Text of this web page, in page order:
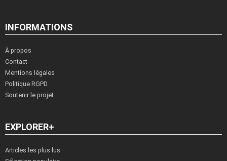
INFORMATIONS
À propos
Contact
Mentions légales
Politique RGPD
Soutenir le projet
EXPLORER+
Articles les plus lus